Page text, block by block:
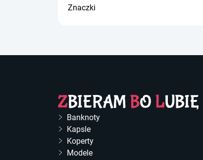
Znaczki
Banknoty
Kapsle
Koperty
Modele